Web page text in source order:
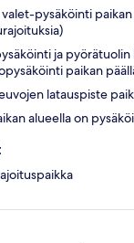
pysäköinti
ja
paikan
latauspiste
alueella on